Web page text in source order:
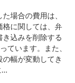
た場合の費用は、
格に関しては、弁
込みを削除する
ています。また、
幅が変動してき